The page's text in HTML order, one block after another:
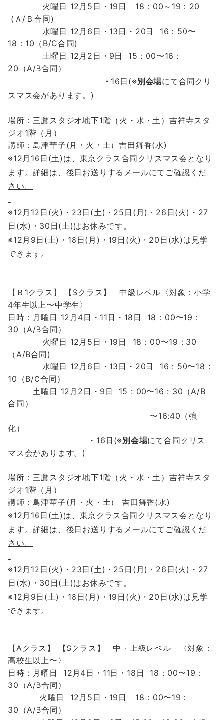
火曜日 12月5 日・19日 18：00～19：20
(Ａ/Ｂ合同)
水曜日 12月6 日・13日・20日 16：50〜
18：10 （B/C合同)
土曜日 12月2 日・9日 15 ：00〜16：
20（A/B合同）
・ 16日 (※別会場にて合同クリ
スマス会があります。)
場所：三鷹スタジオ地下1階（火・水・土）吉祥寺スタ
ジオ1階（月）
講師：島津華子(月・火・土）吉田舞香(水)
※12月16 日(土)は、東京クラス合同クリスマス会となり
ます。詳細は、後日お送りするメールにてご確認くだ
さい。
※12月12日(火)・23日(土)・25日(月)・26日(火)・27
日(水)・30日(土)はお休みです。
※12月9日(土)・18日(月)・19日(火)・20日(水)は見学
できます。
【Ｂ1クラス】 【Sクラス】
中級レベル〈対象：小学
4年生以上〜中学生〉
日時：月曜日 12月4日・11 日・18日 18：00〜19：
30（A/B合同）
火曜日 12月5日・19日 18：00〜19 : 30
（A/B合同)
水曜日 12月6日・13日・20日 16 : 50〜18 :
10（B/C合同）
土曜日 12 月2 日・9日
15 : 00〜16 : 30（A/B
合同）
〜16:40（強
化）
・ 16日 (※別会場にて合同クリス
マス会があります。)
場所：三鷹スタジオ地下1階（火・水・土）吉祥寺スタ
ジオ1階（月）
講師：島津華子(月・火・土）
吉田舞香(水)
※12月16 日(土)は、東京クラス合同クリスマス会となり
ます。詳細は、後日お送りするメールにてご確認くだ
さい。
※12月12日(火)・23日(土)・25日(月)・26日(火)・27
日(水)・30日(土)はお休みです。
※12月9日(土)・18日(月)・19日(火)・20日(水)は見学
できます。
【Aクラス】 【Sクラス】
中・上級レベル 〈対象：
高校生以上〜〉
日時 : 月曜日 12 月4日・11日・18日 18：00〜19：
30（A/B合同）
火曜日 12月5日・19 日
18：00〜19：
30（A/B合同）